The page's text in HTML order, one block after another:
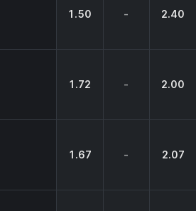
1.50 - 2.40
1.72 - 2.00
1.67 - 2.07